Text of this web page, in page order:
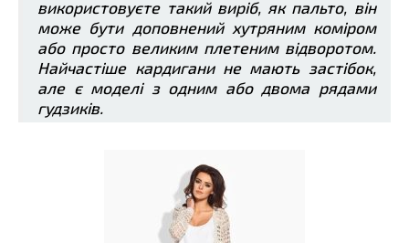
використовуєте такий виріб, як пальто, він
може бути доповнений хутряним коміром
або просто великим плетеним відворотом.
Найчастіше кардигани не мають застібок,
але є моделі з одним або двома рядами
гудзиків.